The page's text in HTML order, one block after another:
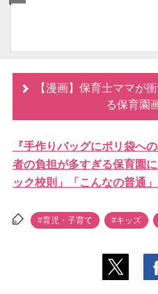
【漫画】保育士ママが
る保育園
『手作りバッグにポリ袋
者の負担が多すぎる保育園
ック校則」「こんなの普通
#育児・子育て #キッズ